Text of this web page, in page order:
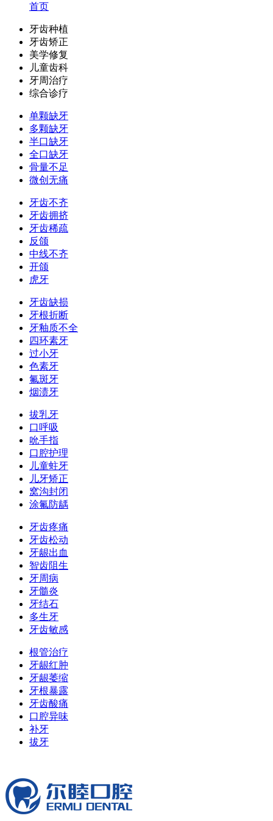
首页
牙齿种植
牙齿矫正
美学修复
儿童齿科
牙周治疗
综合诊疗
单颗缺牙
多颗缺牙
半口缺牙
全口缺牙
骨量不足
微创无痛
牙齿不齐
牙齿拥挤
牙齿稀疏
反颌
中线不齐
开颌
虎牙
牙齿缺损
牙根折断
牙釉质不全
四环素牙
过小牙
色素牙
氟斑牙
烟渍牙
拔乳牙
口呼吸
吮手指
口腔护理
儿童蛀牙
儿牙矫正
窝沟封闭
涂氟防龋
牙齿疼痛
牙齿松动
牙龈出血
智齿阻生
牙周病
牙髓炎
牙结石
多生牙
牙齿敏感
根管治疗
牙龈红肿
牙龈萎缩
牙根暴露
牙齿酸痛
口腔异味
补牙
拔牙